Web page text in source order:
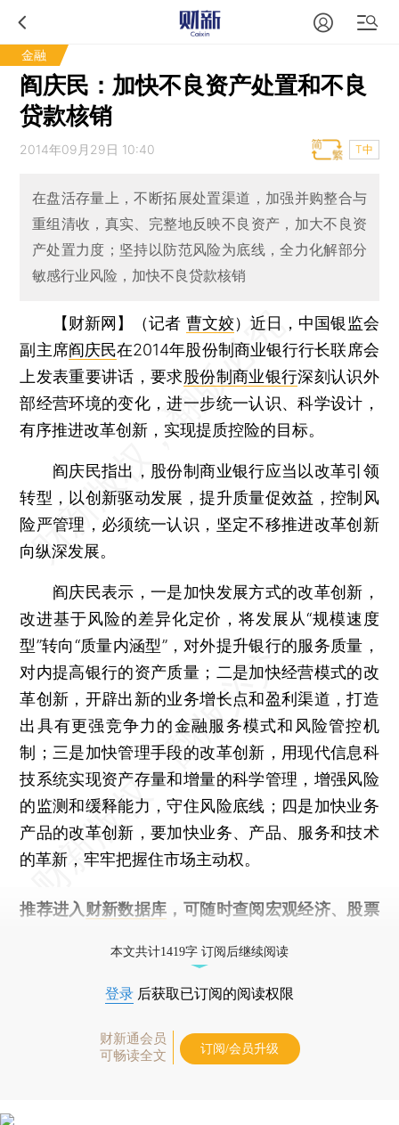
金融
阎庆民：加快不良资产处置和不良
贷款核销
2014年09月29日 10:40 T中
在盘活存量上，不断拓展处置渠道，加强并购整合与
重组清收，真实、完整地反映不良资产，加大不良资
产处置力度；坚持以防范风险为底线，全力化解部分
敏感行业风险，加快不良贷款核销
【财新网】（记者 曹文姣） 近日，中国银监会
副主席阎庆民在2014年股份制商业银行行长联席会
上发表重要讲话，要求股份制商业银行深刻认识外
部经营环境的变化，进一步统一认识、科学设计，
有序推进改革创新，实现提质控险的目标。
阎庆民指出，股份制商业银行应当以改革引领
转型，以创新驱动发展，提升质量促效益，控制风
险严管理，必须统一认识，坚定不移推进改革创新
向纵深发展。
阎庆民表示，一是加快发展方式的改革创新，
改进基于风险的差异化定价，将发展从“规模速度
型”转向“质量内涵型”，对外提升银行的服务质量，
对内提高银行的资产质量；二是加快经营模式的改
革创新，开辟出新的业务增长点和盈利渠道，打造
出具有更强竞争力的金融服务模式和风险管控机
制；三是加快管理手段的改革创新，用现代信息科
技系统实现资产存量和增量的科学管理，增强风险
的监测和缓释能力，守住风险底线；四是加快业务
产品的改革创新，要加快业务、产品、服务和技术
的革新，牢牢把握住市场主动权。
推荐进入 财新数据库 ，可随时查阅宏观经济、股票
本文共计1419字 订阅后继续阅读
登录 后获取已订阅的阅读权限
财新通会员
可畅读全文
订阅/会员升级